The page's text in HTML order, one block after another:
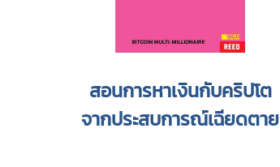
สอนการหาเงินกับคริปโต
จากประสบการณ์เฉียดตาย